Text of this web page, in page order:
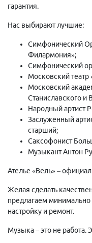
гарантия.
Нас выбирают лучшие:
Симфонический
Филармония»;
Симфонический
Московский
Московский
Станиславского и
Народный артист
Заслуженный
старший;
Саксофонист
Музыкант Антон
Ателье «Вель» –
Желая сделать
предлагаем
настройку и ремонт.
Музыка – это не работа.